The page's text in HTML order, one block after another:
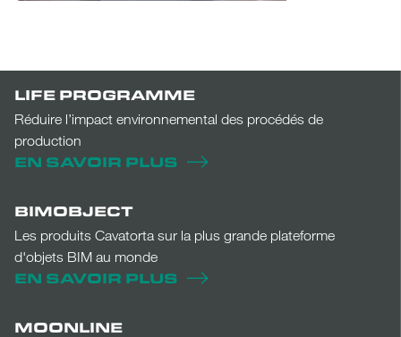
LIFE PROGRAMME
Réduire l’impact environnemental des procédés de
production
EN SAVOIR PLUS
BIMOBJECT
Les produits Cavatorta sur la plus grande plateforme
d'objets BIM au monde
EN SAVOIR PLUS
MOONLINE